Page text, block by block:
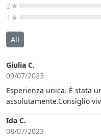
2★
1★
All
Giulia C.
09/07/2023
Esperienza unica. È stata
assolutamente.Consiglio
Ida C.
08/07/2023